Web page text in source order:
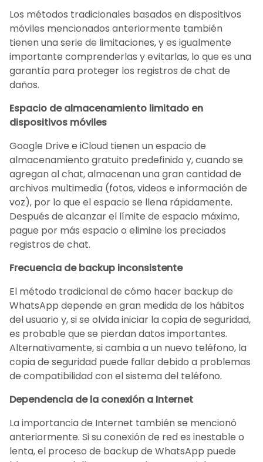
Los métodos tradicionales basados ​​en dispositivos
móviles mencionados anteriormente también
tienen una serie de limitaciones, y es igualmente
importante comprenderlas y evitarlas, lo que es una
garantía para proteger los registros de chat de
daños.
Espacio de almacenamiento limitado en
dispositivos móviles
Google Drive e iCloud tienen un espacio de
almacenamiento gratuito predefinido y, cuando se
agregan al chat, almacenan una gran cantidad de
archivos multimedia (fotos, videos e información de
voz), por lo que el espacio se llena rápidamente.
Después de alcanzar el límite de espacio máximo,
pague por más espacio o elimine los preciados
registros de chat.
Frecuencia de backup inconsistente
El método tradicional de cómo hacer backup de
WhatsApp depende en gran medida de los hábitos
del usuario y, si se olvida iniciar la copia de seguridad,
es probable que se pierdan datos importantes.
Alternativamente, si cambia a un nuevo teléfono, la
copia de seguridad puede fallar debido a problemas
de compatibilidad con el sistema del teléfono.
Dependencia de la conexión a Internet
La importancia de Internet también se mencionó
anteriormente. Si su conexión de red es inestable o
lenta, el proceso de backup de WhatsApp puede